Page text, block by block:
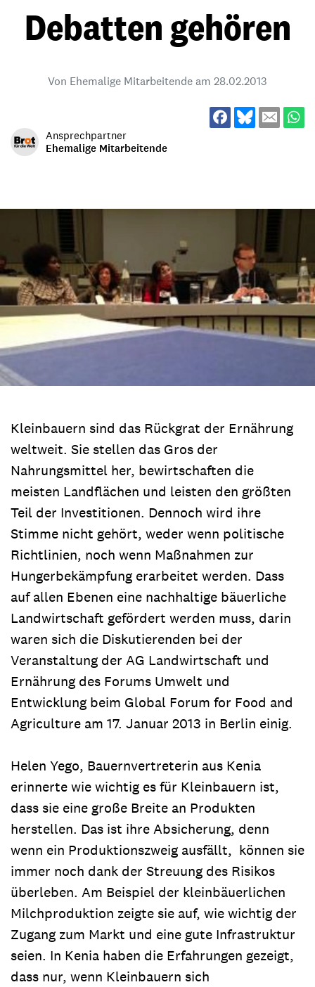
Debatten gehören
Von Ehemalige Mitarbeitende am 28.02.2013
Ansprechpartner
Ehemalige Mitarbeitende
Kleinbauern sind das Rückgrat der Ernährung
weltweit. Sie stellen das Gros der
Nahrungsmittel her, bewirtschaften die
meisten Landflächen und leisten den größten
Teil der Investitionen. Dennoch wird ihre
Stimme nicht gehört, weder wenn politische
Richtlinien, noch wenn Maßnahmen zur
Hungerbekämpfung erarbeitet werden. Dass
auf allen Ebenen eine nachhaltige bäuerliche
Landwirtschaft gefördert werden muss, darin
waren sich die Diskutierenden bei der
Veranstaltung der AG Landwirtschaft und
Ernährung des Forums Umwelt und
Entwicklung beim Global Forum for Food and
Agriculture am 17. Januar 2013 in Berlin einig.
Helen Yego, Bauernvertreterin aus Kenia
erinnerte wie wichtig es für Kleinbauern ist,
dass sie eine große Breite an Produkten
herstellen. Das ist ihre Absicherung, denn
wenn ein Produktionszweig ausfällt, können sie
immer noch dank der Streuung des Risikos
überleben. Am Beispiel der kleinbäuerlichen
Milchproduktion zeigte sie auf, wie wichtig der
Zugang zum Markt und eine gute Infrastruktur
seien. In Kenia haben die Erfahrungen gezeigt,
dass nur, wenn Kleinbauern sich